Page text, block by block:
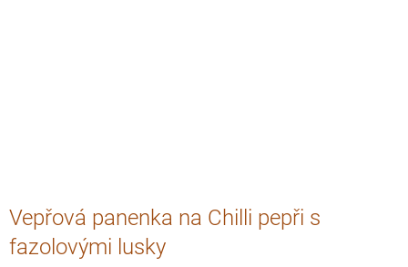
Vepřová panenka na Chilli pepři s
fazolovými lusky